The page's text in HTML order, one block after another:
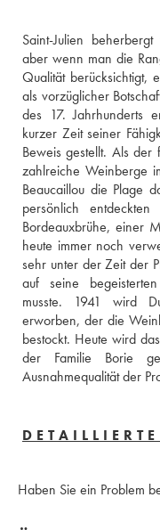
Saint-Julien
aber wenn man die
Qualität berücksichtigt,
als vorzüglicher
des 17. Jahrhunderts
kurzer Zeit seiner
Beweis gestellt. Als der
zahlreiche Weinberge
Beaucaillou die Plage
persönlich entdeckten
Bordeauxbrühe, einer
heute immer noch
sehr unter der Zeit der
auf seine
musste. 1941 wird
erworben, der die
bestockt. Heute wird
der Familie Borie
Ausnahmequalität der
Haben Sie ein Problem